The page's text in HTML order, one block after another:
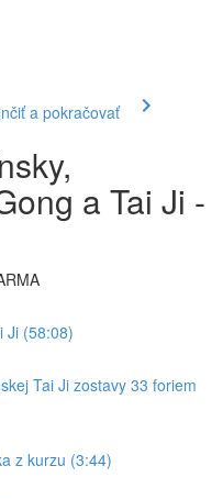
a pokračovať
a Tai Ji -
Ji (58:08)
Tai Ji zostavy 33 foriem
z kurzu (3:44)